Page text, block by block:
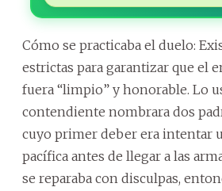
Cómo se practicaba el duelo:
estrictas para garantizar que el
fuera “limpio” y honorable. Lo
contendiente nombrara dos
cuyo primer deber era intentar
pacífica antes de llegar a las
se reparaba con disculpas,